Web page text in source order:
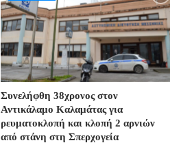
Συνελήφθη 38χρονος στον
Αντικάλαμο Καλαμάτας για
ρευματοκλοπή και κλοπή 2 αρνιών
από στάνη στη Σπερχογεία